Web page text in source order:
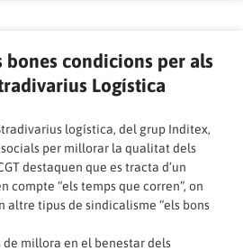
bones condicions per als
Logística
logística, del grup Inditex,
per millorar la qualitat dels
destaquen que es tracta d’un
compte “els temps que corren”, on
altre tipus de sindicalisme “els bons
de millora en el benestar dels